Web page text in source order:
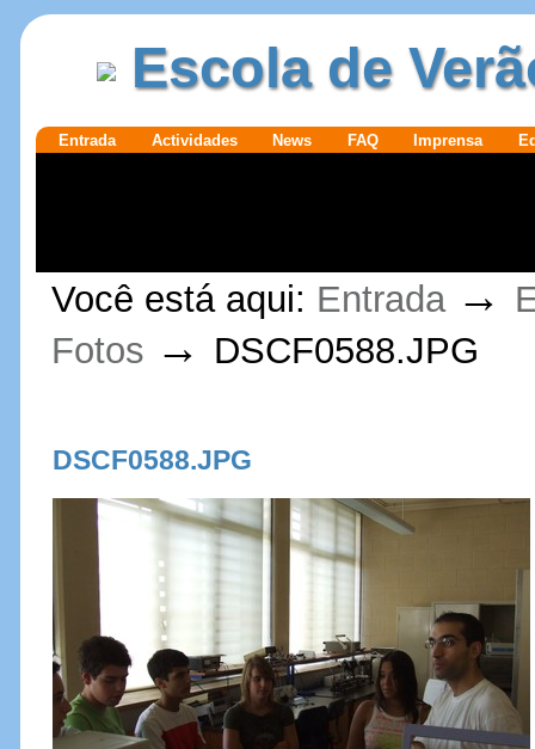
Ir para o
Escola de
SecçõesEntrada Actividades News FAQ Imprensa
Pessoais
Você está aqui: Entrada →
Fotos → DSCF0588.JPG
DSCF0588.JPG